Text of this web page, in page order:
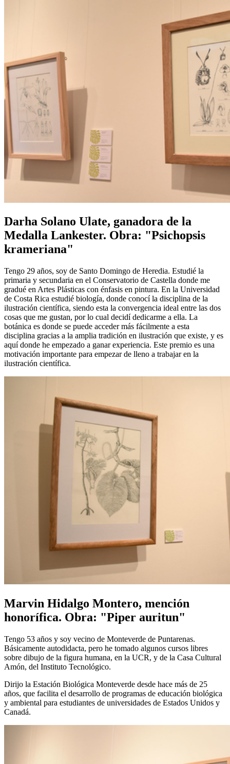
Darha Solano Ulate, ganadora de la
Medalla Lankester. Obra: "Psichopsis
krameriana"
Tengo 29 años, soy de Santo Domingo de Heredia. Estudié la
primaria y secundaria en el Conservatorio de Castella donde me
gradué en Artes Plásticas con énfasis en pintura. En la Universidad
de Costa Rica estudié biología, donde conocí la disciplina de la
ilustración científica, siendo esta la convergencia ideal entre las dos
cosas que me gustan, por lo cual decidí dedicarme a ella. La
botánica es donde se puede acceder más fácilmente a esta
disciplina gracias a la amplia tradición en ilustración que existe, y es
aquí donde he empezado a ganar experiencia. Este premio es una
motivación importante para empezar de lleno a trabajar en la
ilustración científica.
Marvin Hidalgo Montero, mención
honorífica. Obra: "Piper auritun"
Tengo 53 años y soy vecino de Monteverde de Puntarenas.
Básicamente autodidacta, pero he tomado algunos cursos libres
sobre dibujo de la figura humana, en la UCR, y de la Casa Cultural
Amón, del Instituto Tecnológico.
Dirijo la Estación Biológica Monteverde desde hace más de 25
años, que facilita el desarrollo de programas de educación biológica
y ambiental para estudiantes de universidades de Estados Unidos y
Canadá.